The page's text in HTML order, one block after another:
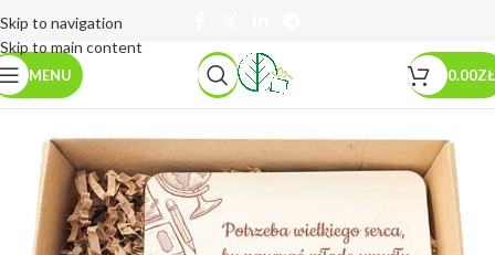
Skip to navigation
Skip to main content
MENU 0.00ZŁ